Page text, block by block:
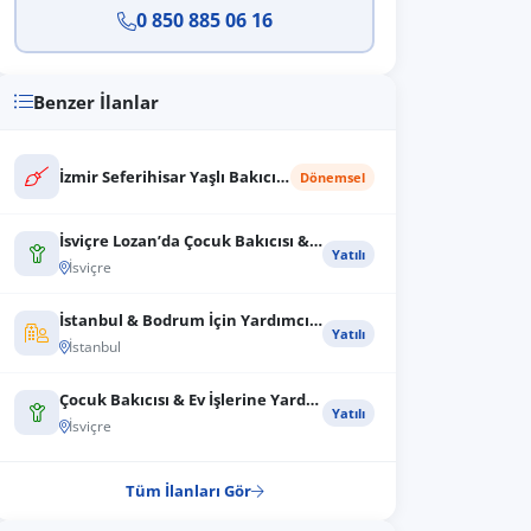
0 850 885 06 16
Benzer İlanlar
İzmir Seferihisar Yaşlı Bakıcı ve Ev İşl... Dönemsel
İsviçre Lozan’da Çocuk Bakıcısı & Ev İşl...
İsviçre
Yatılı
İstanbul & Bodrum İçin Yardımcı Bayan Ba...
İstanbul
Yatılı
Çocuk Bakıcısı & Ev İşlerine Yardımcı Ba...
İsviçre
Yatılı
Tüm İlanları Gör